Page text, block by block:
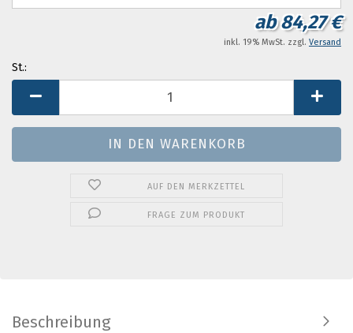
ab 84,27 €
inkl. 19% MwSt. zzgl. Versand
St.:
St.
AUF DEN MERKZETTEL
FRAGE ZUM PRODUKT
Beschreibung